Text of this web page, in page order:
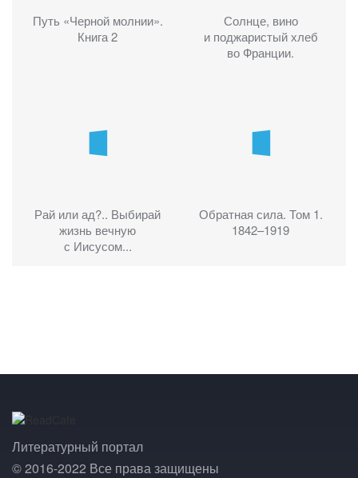
Путь «Черной молнии».
Книга 2
Солнце, вино
и поджаристый хлеб
во Франции.
Рай или ад?.. Выбирай
жизнь вечную
с Иисусом...
Обратная сила. Том 1.
1842–1919
Литературный портал
© 2016-2022 Все права защищены